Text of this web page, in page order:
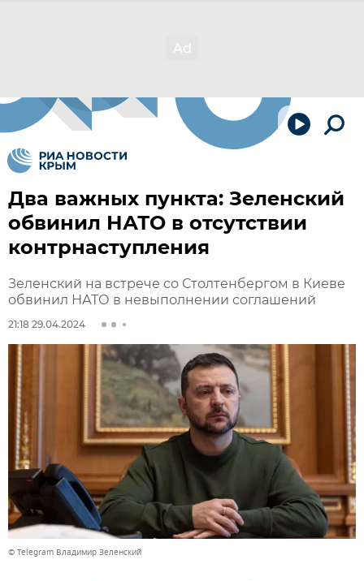
Два важных пункта: Зеленский
обвинил НАТО в отсутствии
контрнаступления
Зеленский на встрече со Столтенбергом в Киеве
обвинил НАТО в невыполнении соглашений
21:18 29.04.2024
© Telegram Владимир Зеленский